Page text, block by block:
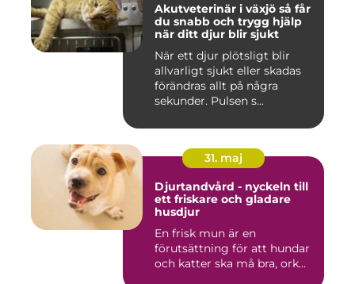
Akutveterinär i växjö så får
du snabb och trygg hjälp
när ditt djur blir sjukt
När ett djur plötsligt blir
allvarligt sjukt eller skadas
förändras allt på några
sekunder. Pulsen s...
31. maj
Djurtandvård - nyckeln till
ett friskare och gladare
husdjur
En frisk mun är en
förutsättning för att hundar
och katter ska må bra, ork...